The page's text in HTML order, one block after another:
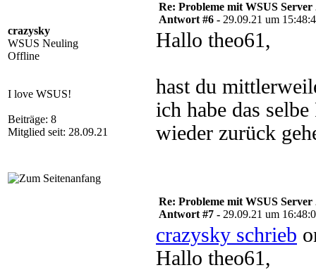
crazysky
WSUS Neuling
Offline
I love WSUS!
Beiträge: 8
Mitglied seit: 28.09.21
Re: Probleme mit WSUS Server
Antwort #6 - 29.09.21 um
Hallo theo61,
hast du
ich habe das
wieder zurück
Re: Probleme mit WSUS Server
Antwort #7 - 29.09.21 um
crazysky schrieb
Hallo theo61,